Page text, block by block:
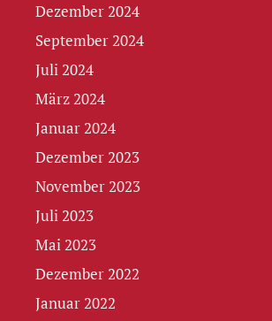
Dezember 2024
September 2024
Juli 2024
März 2024
Januar 2024
Dezember 2023
November 2023
Juli 2023
Mai 2023
Dezember 2022
Januar 2022